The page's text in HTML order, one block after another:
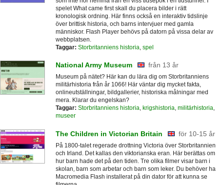
spelet What came first skall du placera bilder i rätt
kronologisk ordning. Här finns också en interaktiv tidslinje
över brittisk historia, och barns intervjuer med gamla
människor. Flash Player behövs på datorn på vissa delar av
webbplatsen.
Taggar: Storbritanniens historia, spel
National Army Museum från 13 år
Museum på nätet? Här kan du lära dig om Storbritanniens
militärhistoria från år 1066! Här väntar dig mycket fakta,
onlineutställningar, bildgallerier, historiska målningar med
mera. Klarar du engelskan?
Taggar: Storbritanniens historia, krigshistoria, militärhistoria,
museer
The Children in Victorian Britain för 10-15 år
På 1800-talet regerade drottning Victoria över Storbritannien
och Irland. Det kallas den viktorianska eran. Här berättas om
hur barn hade det på den tiden. Tre olika filmer visar barn i
skolan, barn som arbetar och barn som leker. Du behöver ha
Macromedia Flash installerat på din dator för att kunna se